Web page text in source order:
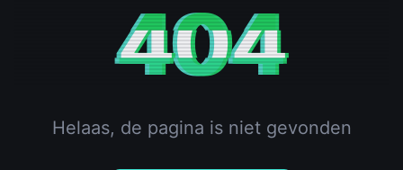
404
Helaas, de pagina is niet gevonden